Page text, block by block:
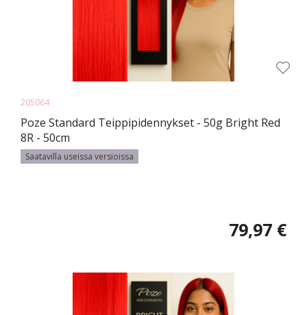
205064
Poze Standard Teippipidennykset - 50g Bright Red
8R - 50cm
Saatavilla useissa versioissa
79,97 €